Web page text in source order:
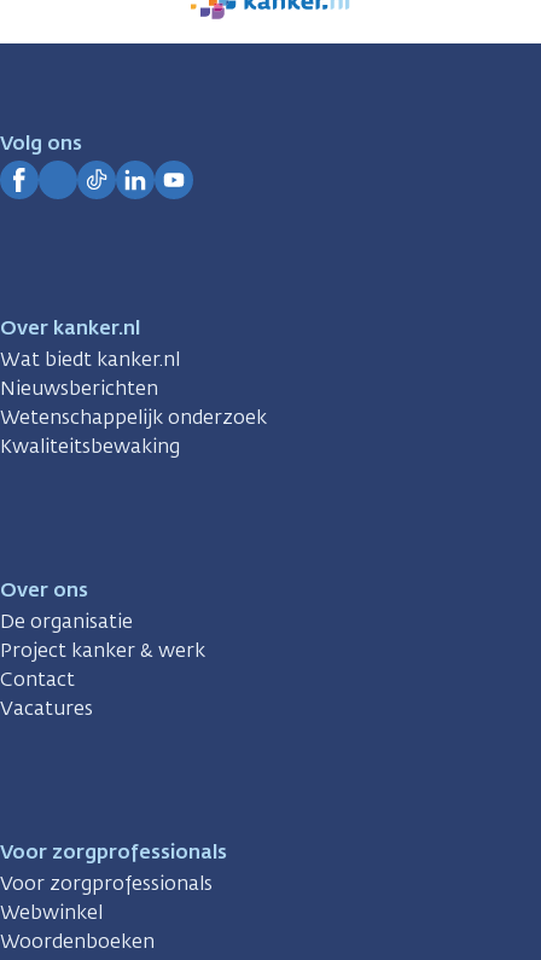
We
zijn
Volg ons
Over kanker.nl
Wat biedt kanker.nl
Nieuwsberichten
Wetenschappelijk onderzoek
Kwaliteitsbewaking
Over ons
De organisatie
Project kanker & werk
Contact
Vacatures
Voor zorgprofessionals
Voor zorgprofessionals
Webwinkel
Woordenboeken